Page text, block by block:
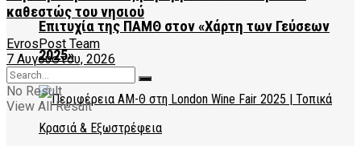
Επιτυχία της ΠΑΜΘ στον «Χάρτη των Γεύσεων
2025»
καθεστώς του νησιού
EvrosPost Team
7 Αυγούστου, 2026
No Result
View All Result